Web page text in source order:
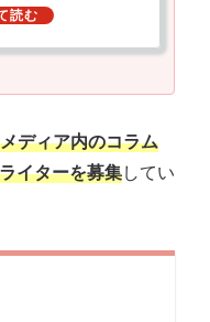
ディア内のコラム
イターを募集してい